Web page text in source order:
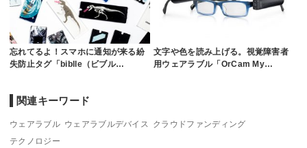
忘れてるよ！スマホに通知が来る紛
失防止タグ「biblle（ビブル…
文字や色を読み上げる。視覚障害者
用ウェアラブル「OrCam My…
関連キーワード
ウェアラブル ウェアラブルデバイス クラウドファンディング
テクノロジー